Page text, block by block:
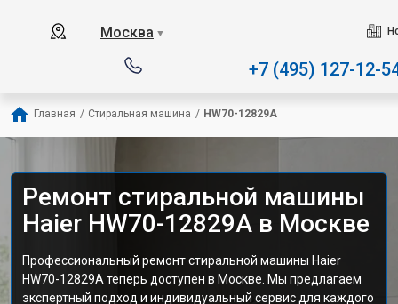
Москва ▼
+7 (495) 127-12-
Главная / Стиральная машина / HW70-12829A
Ремонт стиральной машины
Haier HW70-12829A в Москве
Профессиональный ремонт стиральной машины Haier
HW70-12829A теперь доступен в Москве. Мы предлагаем
экспертный подход и индивидуальный сервис для каждого